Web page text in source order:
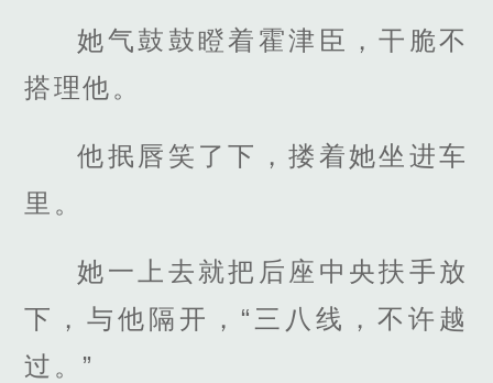
她气鼓鼓瞪着霍津臣，干脆不
搭理他。
他抿唇笑了下，搂着她坐进车
里。
她一上去就把后座中央扶手放
下，与他隔开，“三八线，不许越
过。”